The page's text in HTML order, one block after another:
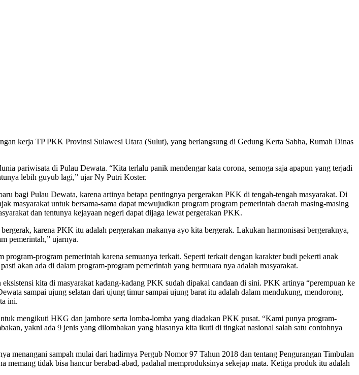
kerja TP PKK Provinsi Sulawesi Utara (Sulut), yang berlangsung di Gedung Kerta Sabha, Rumah Dinas
pariwisata di Pulau Dewata. “Kita terlalu panik mendengar kata corona, semoga saja apapun yang terjadi
lebih guyub lagi,” ujar Ny Putri Koster.
bagi Pulau Dewata, karena artinya betapa pentingnya pergerakan PKK di tengah-tengah masyarakat. Di
masyarakat untuk bersama-sama dapat mewujudkan program program pemerintah daerah masing-masing
dan tentunya kejayaan negeri dapat dijaga lewat pergerakan PKK.
karena PKK itu adalah pergerakan makanya ayo kita bergerak. Lakukan harmonisasi bergeraknya,
pemerintah,” ujarnya.
program pemerintah karena semuanya terkait. Seperti terkait dengan karakter budi pekerti anak
akan ada di dalam program-program pemerintah yang bermuara nya adalah masyarakat.
kita di masyarakat kadang-kadang PKK sudah dipakai candaan di sini. PKK artinya “perempuan ke
sampai ujung selatan dari ujung timur sampai ujung barat itu adalah dalam mendukung, mendorong,
ini.
mengikuti HKG dan jambore serta lomba-lomba yang diadakan PKK pusat. “Kami punya program-
yakni ada 9 jenis yang dilombakan yang biasanya kita ikuti di tingkat nasional salah satu contohnya
menangani sampah mulai dari hadirnya Pergub Nomor 97 Tahun 2018 dan tentang Pengurangan Timbulan
tidak bisa hancur berabad-abad, padahal memproduksinya sekejap mata. Ketiga produk itu adalah